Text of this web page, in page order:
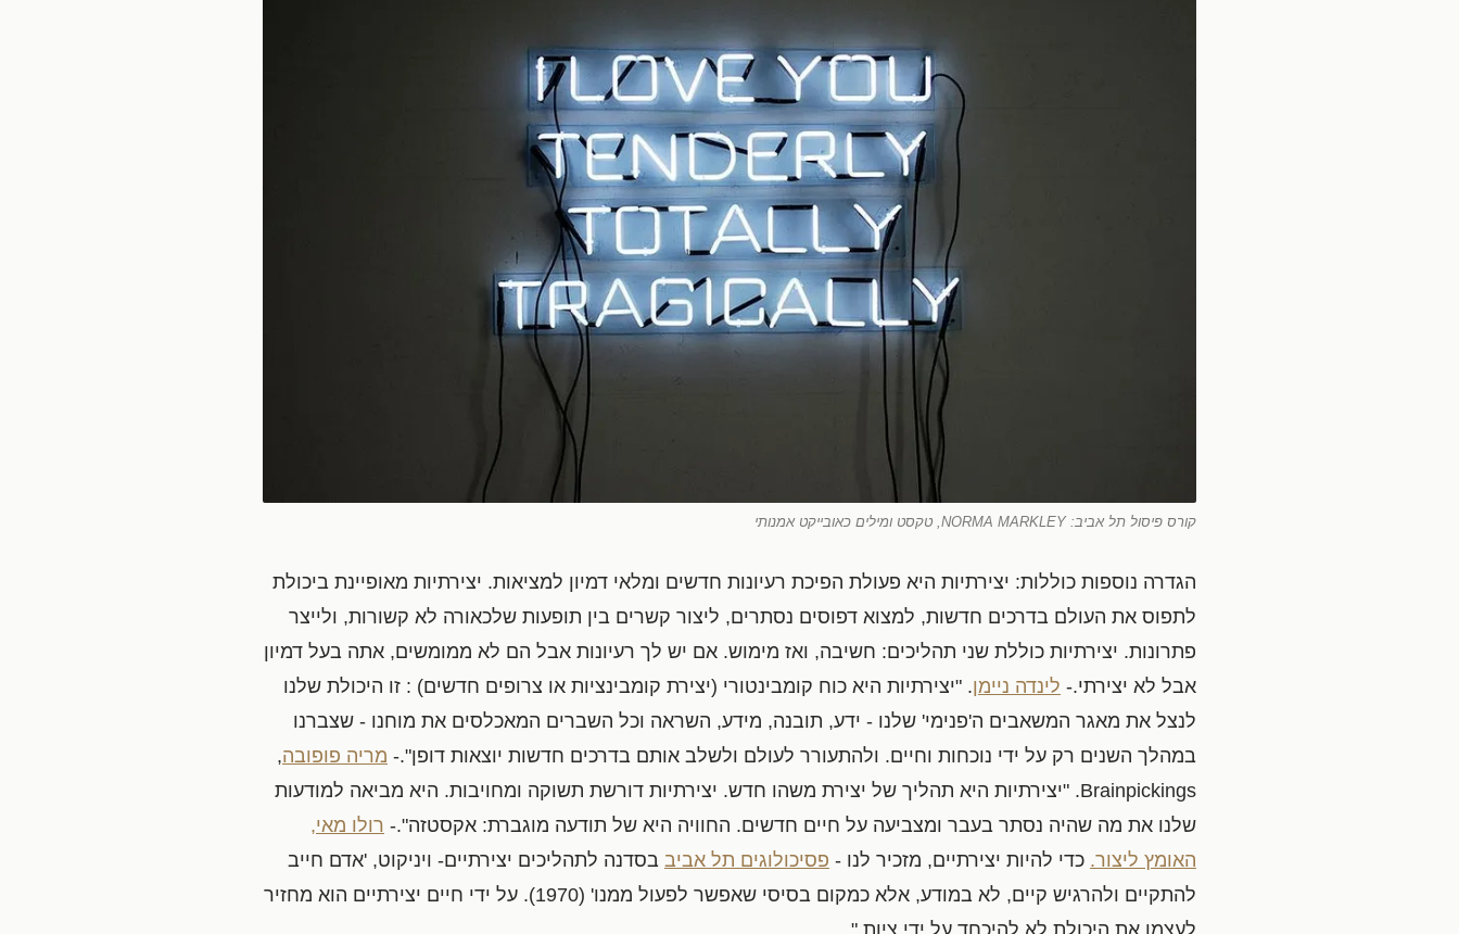
קורס פיסול תל אביב: NORMA MARKLEY, טקסט ומילים כאובייקט אמנותי
הגדרה נוספות כוללות: יצירתיות היא פעולת הפיכת רעיונות חדשים ומלאי דמיון למציאות. יצירתיות מאופיינת ביכולת
לתפוס את העולם בדרכים חדשות, למצוא דפוסים נסתרים, ליצור קשרים בין תופעות שלכאורה לא קשורות, ולייצר
פתרונות. יצירתיות כוללת שני תהליכים: חשיבה, ואז מימוש. אם יש לך רעיונות אבל הם לא ממומשים, אתה בעל דמיון
אבל לא יצירתי.- לינדה ניימן. "יצירתיות היא כוח קומבינטורי (יצירת קומבינציות או צרופים חדשים) : זו היכולת שלנו
לנצל את מאגר המשאבים ה'פנימי' שלנו - ידע, תובנה, מידע, השראה וכל השברים המאכלסים את מוחנו - שצברנו
במהלך השנים רק על ידי נוכחות וחיים. ולהתעורר לעולם ולשלב אותם בדרכים חדשות יוצאות דופן".- מריה פופובה,
Brainpickings. "יצירתיות היא תהליך של יצירת משהו חדש. יצירתיות דורשת תשוקה ומחויבות. היא מביאה למודעות
שלנו את מה שהיה נסתר בעבר ומצביעה על חיים חדשים. החוויה היא של תודעה מוגברת: אקסטזה".- רולו מאי,
האומץ ליצור. כדי להיות יצירתיים, מזכיר לנו - פסיכולוגים תל אביב בסדנה לתהליכים יצירתיים- ויניקוט, 'אדם חייב
להתקיים ולהרגיש קיים, לא במודע, אלא כמקום בסיסי שאפשר לפעול ממנו' (1970). על ידי חיים יצירתיים הוא מחזיר